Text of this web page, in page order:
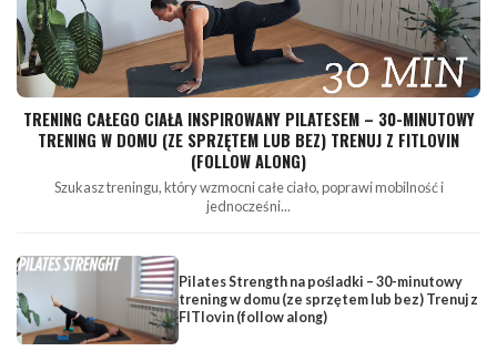
TRENING CAŁEGO CIAŁA INSPIROWANY PILATESEM – 30-MINUTOWY
TRENING W DOMU (ZE SPRZĘTEM LUB BEZ) TRENUJ Z FITLOVIN
(FOLLOW ALONG)
Szukasz treningu, który wzmocni całe ciało, poprawi mobilność i
jednocześni...
Pilates Strength na pośladki – 30-minutowy
trening w domu (ze sprzętem lub bez) Trenuj z
FITlovin (follow along)